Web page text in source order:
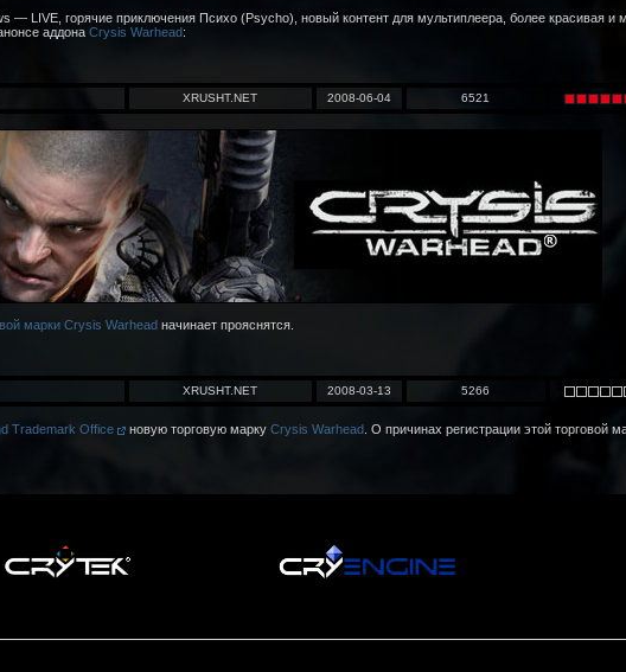
— LIVE, горячие приключения Психо (Psycho), новый контент для мультиплеера, более красивая и
аддона Crysis Warhead:
XRUSHT.NET 2008-06-04 6521
марки Crysis Warheadначинает прояснятся.
XRUSHT.NET 2008-03-13 5266
Trademark Office новую торговую марку Crysis Warhead. О причинах регистрации этой торговой